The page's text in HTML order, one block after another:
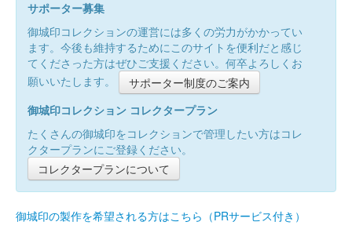
サポーター募集
御城印コレクションの運営には多くの労力がかかってい
ます。今後も維持するためにこのサイトを便利だと感じ
てくださった方はぜひご支援ください。何卒よろしくお
願いいたします。
サポーター制度のご案内
御城印コレクション コレクタープラン
たくさんの御城印をコレクションで管理したい方はコレ
クタープランにご登録ください。
コレクタープランについて
御城印の製作を希望される方はこちら（PRサービス付き）